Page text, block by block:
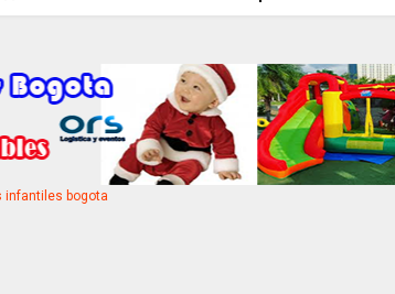
infantiles bogota